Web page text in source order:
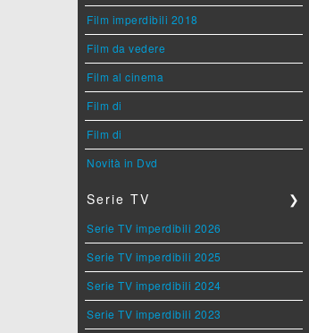
Film imperdibili 2018
Film da vedere
Film al cinema
Film di
Film di
Novità in Dvd
Serie TV ❯
Serie TV imperdibili 2026
Serie TV imperdibili 2025
Serie TV imperdibili 2024
Serie TV imperdibili 2023